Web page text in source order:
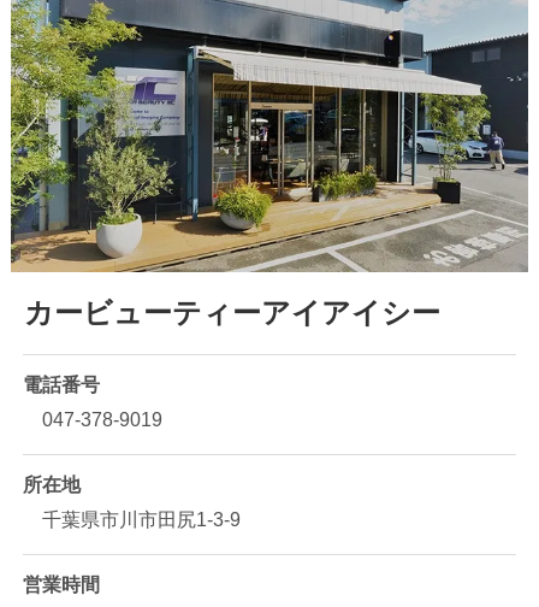
カービューティーアイアイシー
電話番号
047-378-9019
所在地
千葉県市川市田尻1-3-9
営業時間